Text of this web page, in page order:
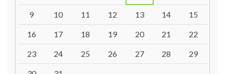
9 10 11 12 13 14 15
16 17 18 19 20 21 22
23 24 25 26 27 28 29